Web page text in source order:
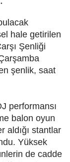
hale getirilen
Şenliği
şenlik, saat
performansı
balon oyun
aldığı stantlar
Yüksek
de cadde